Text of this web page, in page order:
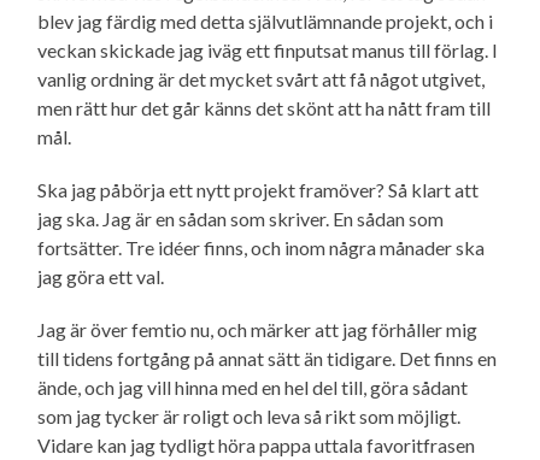
blev jag färdig med detta själv­utlämnande projekt, och i
veckan skickade jag iväg ett finputsat manus till förlag. I
vanlig ordning är det mycket svårt att få något utgivet,
men rätt hur det går känns det skönt att ha nått fram till
mål.
Ska jag påbörja ett nytt projekt framöver? Så klart att
jag ska. Jag är en sådan som skriver. En sådan som
fortsätter. Tre idéer finns, och inom några månader ska
jag göra ett val.
Jag är över femtio nu, och märker att jag förhåller mig
till tidens fortgång på annat sätt än tidigare. Det finns en
ände, och jag vill hinna med en hel del till, göra sådant
som jag tycker är roligt och leva så rikt som möjligt.
Vidare kan jag tydligt höra pappa uttala favoritfrasen